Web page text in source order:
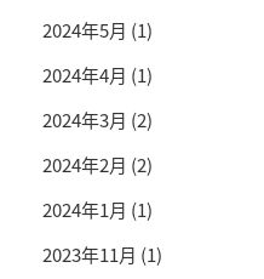
2024年5月 (1)
2024年4月 (1)
2024年3月 (2)
2024年2月 (2)
2024年1月 (1)
2023年11月 (1)